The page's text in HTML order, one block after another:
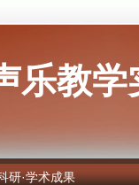
乐教
研·学术成果